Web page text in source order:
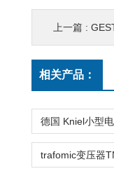
上一篇 :
相关产品：